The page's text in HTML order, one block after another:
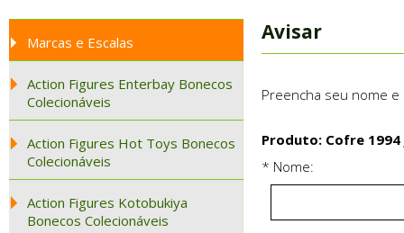
Marcas e Escalas
Action Figures Enterbay Bonecos
Colecionáveis
Action Figures Hot Toys Bonecos
Colecionáveis
Action Figures Kotobukiya
Bonecos Colecionáveis
Avisar
Preencha seu nome
Produto: Cofre
* Nome: